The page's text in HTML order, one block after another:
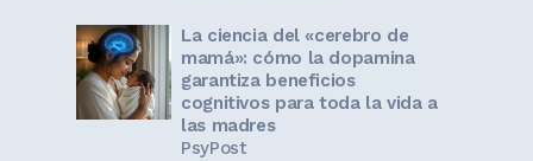
La ciencia del «cerebro de
mamá»: cómo la dopamina
garantiza beneficios
cognitivos para toda la vida a
las madres
PsyPost